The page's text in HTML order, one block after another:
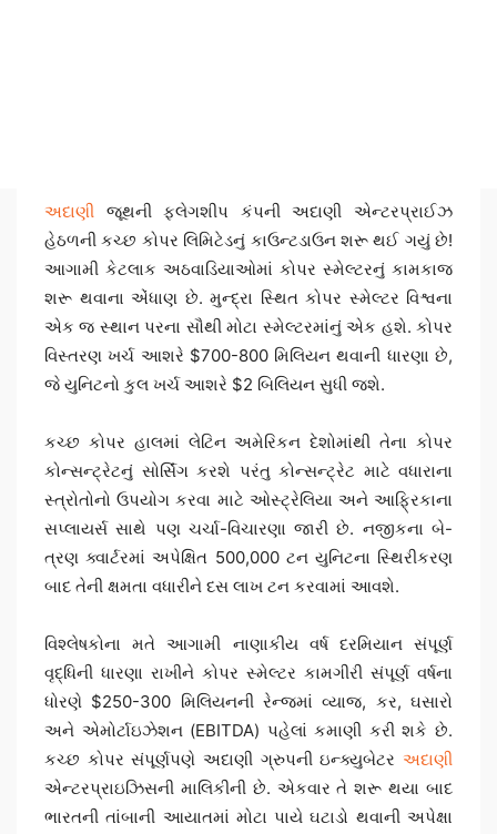
અદાણી જૂથની ફ્લેગશીપ કંપની અદાણી એન્ટરપ્રાઈઝ
હેઠળની કચ્છ કોપર લિમિટેડનું કાઉન્ટડાઉન શરૂ થઈ ગયું છે!
આગામી કેટલાક અઠવાડિયાઓમાં કોપર સ્મેલ્ટરનું કામકાજ
શરૂ થવાના એંધાણ છે. મુન્દ્રા સ્થિત કોપર સ્મેલ્ટર વિશ્વના
એક જ સ્થાન પરના સૌથી મોટા સ્મેલ્ટરમાંનું એક હશે. કોપર
વિસ્તરણ ખર્ચ આશરે $700-800 મિલિયન થવાની ધારણા છે,
જે યુનિટનો કુલ ખર્ચ આશરે $2 બિલિયન સુધી જશે.
કચ્છ કોપર હાલમાં લેટિન અમેરિકન દેશોમાંથી તેના કોપર
કોન્સન્ટ્રેટનું સોર્સિંગ કરશે પરંતુ કોન્સન્ટ્રેટ માટે વધારાના
સ્ત્રોતોનો ઉપયોગ કરવા માટે ઓસ્ટ્રેલિયા અને આફ્રિકાના
સપ્લાયર્સ સાથે પણ ચર્ચા-વિચારણા જારી છે. નજીકના બે-
ત્રણ ક્વાર્ટરમાં અપેક્ષિત 500,000 ટન યુનિટના સ્થિરીકરણ
બાદ તેની ક્ષમતા વધારીને દસ લાખ ટન કરવામાં આવશે.
વિશ્લેષકોના મતે આગામી નાણાકીય વર્ષ દરમિયાન સંપૂર્ણ
વૃદ્ધિની ધારણા રાખીને કોપર સ્મેલ્ટર કામગીરી સંપૂર્ણ વર્ષના
ધોરણે $250-300 મિલિયનની રેન્જમાં વ્યાજ, કર, ઘસારો
અને એમોર્ટાઇઝેશન (EBITDA) પહેલાં કમાણી કરી શકે છે.
કચ્છ કોપર સંપૂર્ણપણે અદાણી ગ્રુપની ઇન્ક્યુબેટર અદાણી
એન્ટરપ્રાઇઝિસની માલિકીની છે. એકવાર તે શરૂ થયા બાદ
ભારતની તાંબાની આયાતમાં મોટા પાયે ઘટાડો થવાની અપેક્ષા